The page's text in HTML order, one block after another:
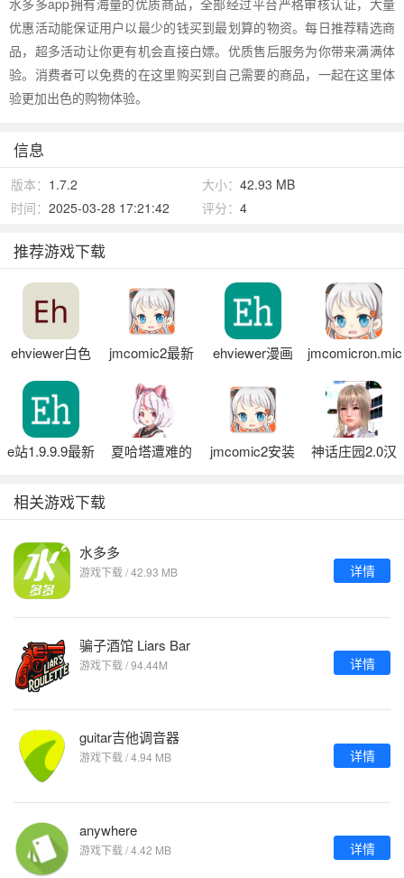
水多多app拥有海量的优质商品，全部经过平台严格审核认证，大量
优惠活动能保证用户以最少的钱买到最划算的物资。每日推荐精选商
品，超多活动让你更有机会直接白嫖。优质售后服务为你带来满满体
验。消费者可以免费的在这里购买到自己需要的商品，一起在这里体
验更加出色的购物体验。
信息
版本： 1.7.2 大小： 42.93 MB
时间： 2025-03-28 17:21:42 评分： 4
推荐游戏下载
ehviewer白色
jmcomic2最新
ehviewer漫画
jmcomicron.mic
e站1.9.9.9最新
夏哈塔遭难的
jmcomic2安装
神话庄园2.0汉
相关游戏下载
水多多
游戏下载 / 42.93 MB 详情
骗子酒馆 Liars Bar
游戏下载 / 94.44M 详情
guitar吉他调音器
游戏下载 / 4.94 MB 详情
anywhere
游戏下载 / 4.42 MB 详情